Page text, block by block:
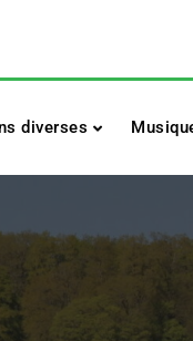
diverses